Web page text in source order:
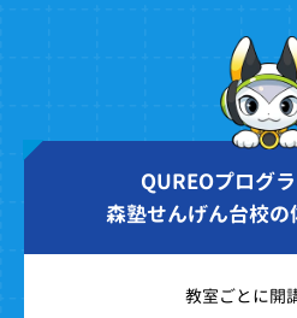
QUREOプログ
森塾せんげん台校の
教室ごとに開